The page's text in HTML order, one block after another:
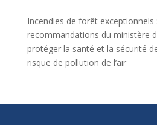
Incendies de forêt exceptionnels
recommandations du ministère
protéger la santé et la sécurité
risque de pollution de l’air